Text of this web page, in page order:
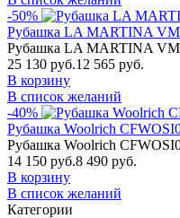
-50%
Рубашка LA MARTINA
Рубашка LA MARTINA
25 130 руб.12 565 руб.
В корзину
В список желаний
-40%
Рубашка Woolrich
Рубашка Woolrich
14 150 руб.8 490 руб.
В корзину
В список желаний
Категории